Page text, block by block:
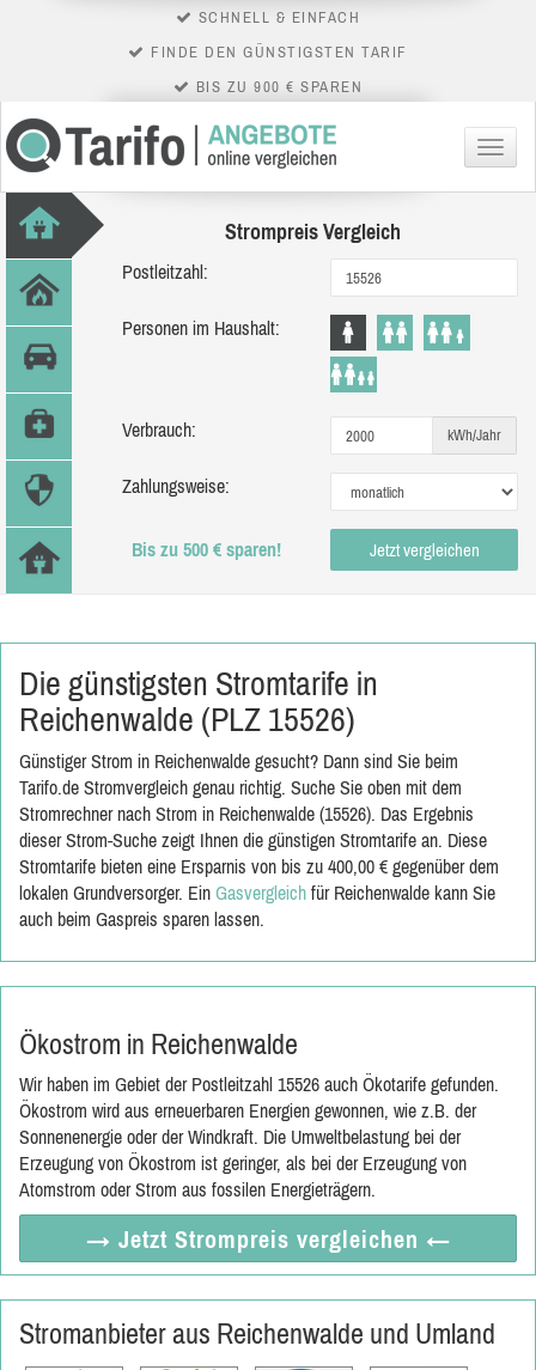
SCHNELL & EINFACH
FINDE DEN GÜNSTIGSTEN TARIF
BIS ZU 900 € SPAREN
Menü
Strompreis Vergleich
Postleitzahl:
Personen im Haushalt:
Verbrauch: kWh/Jahr
Zahlungsweise:
Bis zu 500 € sparen! Jetzt vergleichen
Die günstigsten Stromtarife in
Reichenwalde (PLZ 15526)
Günstiger Strom in Reichenwalde gesucht? Dann sind Sie beim
Tarifo.de Stromvergleich genau richtig. Suche Sie oben mit dem
Stromrechner nach Strom in Reichenwalde (15526). Das Ergebnis
dieser Strom-Suche zeigt Ihnen die günstigen Stromtarife an. Diese
Stromtarife bieten eine Ersparnis von bis zu 400,00 € gegenüber dem
lokalen Grundversorger. Ein Gasvergleich für Reichenwalde kann Sie
auch beim Gaspreis sparen lassen.
Ökostrom in Reichenwalde
Wir haben im Gebiet der Postleitzahl 15526 auch Ökotarife gefunden.
Ökostrom wird aus erneuerbaren Energien gewonnen, wie z.B. der
Sonnenenergie oder der Windkraft. Die Umweltbelastung bei der
Erzeugung von Ökostrom ist geringer, als bei der Erzeugung von
Atomstrom oder Strom aus fossilen Energieträgern.
→ Jetzt Strompreis vergleichen ←
Stromanbieter aus Reichenwalde und Umland